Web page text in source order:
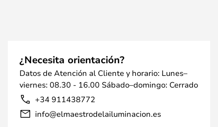
¿Necesita orientación?
Datos de Atención al Cliente y horario: Lunes–
viernes: 08.30 - 16.00 Sábado–domingo: Cerrado
+34 911438772
info@elmaestrodelailuminacion.es